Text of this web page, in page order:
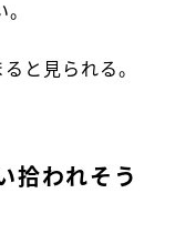
と見られる。
拾われそう